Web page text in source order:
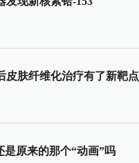
皮肤纤维化治疗有了新靶点
原来的那个“动画”吗